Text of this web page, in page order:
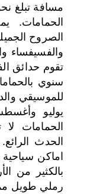
مسافة تبلغ
الحمامات.
الصروح
والفسيفساء
تقوم حدائق
سنوي
للموسيقي
يوليو
الحمامات لا
الحدث
اماكن
بالكثير من
رملي طويل